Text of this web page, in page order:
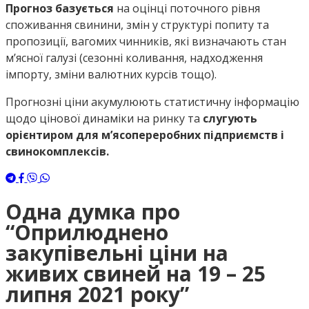
Прогноз базується на оцінці поточного рівня
споживання свинини, змін у структурі попиту та
пропозиції, вагомих чинників, які визначають стан
м’ясної галузі (сезонні коливання, надходження
імпорту, зміни валютних курсів тощо).
Прогнозні ціни акумулюють статистичну інформацію
щодо цінової динаміки на ринку та слугують
орієнтиром для м’ясопереробних підприємств і
свинокомплексів.
Одна думка про
“Оприлюднено
закупівельні ціни на
живих свиней на 19 – 25
липня 2021 року”